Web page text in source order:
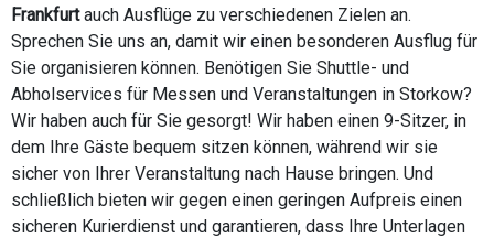
Frankfurtauch Ausflüge zu verschiedenen Zielen an.
Sprechen Sie uns an, damit wir einen besonderen Ausflug für
Sie organisieren können. Benötigen Sie Shuttle- und
Abholservices für Messen und Veranstaltungen in Storkow?
Wir haben auch für Sie gesorgt! Wir haben einen 9-Sitzer, in
dem Ihre Gäste bequem sitzen können, während wir sie
sicher von Ihrer Veranstaltung nach Hause bringen. Und
schließlich bieten wir gegen einen geringen Aufpreis einen
sicheren Kurierdienst und garantieren, dass Ihre Unterlagen